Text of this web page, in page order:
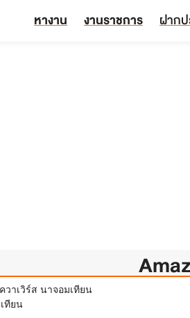
หางาน งานราชการ ฝาก
วาเวิร์ส นาจอมเทียน
ทียน